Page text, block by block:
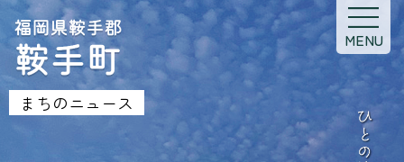
MENU
まちのニュース